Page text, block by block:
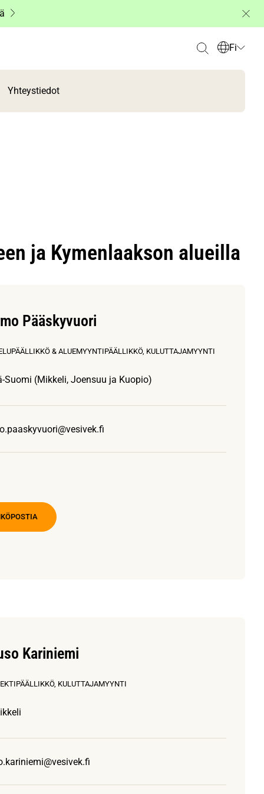
Fi
Yhteystiedot
ja Kymenlaakson alueilla
Pääskyvuori
& ALUEMYYNTIPÄÄLLIKKÖ, KULUTTAJAMYYNTI
Suomi (Mikkeli, Joensuu ja Kuopio)
Kariniemi
KULUTTAJAMYYNTI